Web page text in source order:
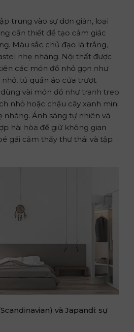
trung vào sự đơn giản, loại
cần thiết để tạo cảm giác
Màu sắc chủ đạo là trắng,
nhẹ nhàng. Nội thất được
các món đồ nhỏ gọn như
tủ quần áo cửa trượt.
vài món đồ như tranh treo
nhỏ hoặc chậu cây xanh mini
nhàng. Ánh sáng tự nhiên và
hài hòa để giữ không gian
gái cảm thấy thư thái và tập
và Japandi: sự